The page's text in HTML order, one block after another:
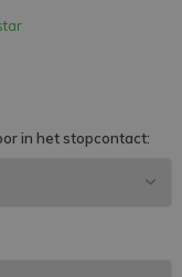
in het stopcontact: